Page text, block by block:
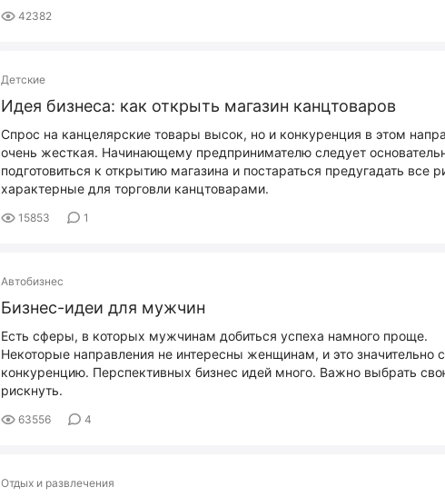
42382
Детские
Идея бизнеcа: как открыть магазин канцтоваров
Спрос на канцелярские товары высок, но и конкуренция в этом
очень жесткая. Начинающему предпринимателю следует
подготовиться к открытию магазина и постараться предугадать все
характерные для торговли канцтоварами.
15853 1
Автобизнес
Бизнес-идеи для мужчин
Есть сферы, в которых мужчинам добиться успеха намного проще.
Некоторые направления не интересны женщинам, и это значительно
конкуренцию. Перспективных бизнес идей много. Важно выбрать
рискнуть.
63556 4
Отдых и развлечения